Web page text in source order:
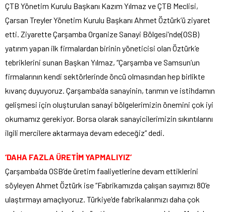
ÇTB Yönetim Kurulu Başkanı Kazım Yılmaz ve ÇTB Meclisi,
Çarsan Treyler Yönetim Kurulu Başkanı Ahmet Öztürk’ü ziyaret
etti. Ziyarette Çarşamba Organize Sanayi Bölgesi’nde(OSB)
yatırım yapan ilk firmalardan birinin yöneticisi olan Öztürk’e
tebriklerini sunan Başkan Yılmaz, “Çarşamba ve Samsun’un
firmalarının kendi sektörlerinde öncü olmasından hep birlikte
kıvanç duyuyoruz. Çarşamba’da sanayinin, tarımın ve istihdamın
gelişmesi için oluşturulan sanayi bölgelerimizin önemini çok iyi
okumamız gerekiyor. Borsa olarak sanayicilerimizin sıkıntılarını
ilgili mercilere aktarmaya devam edeceğiz” dedi.
‘DAHA FAZLA ÜRETİM YAPMALIYIZ’
Çarşamba’da OSB’de üretim faaliyetlerine devam ettiklerini
söyleyen Ahmet Öztürk ise “Fabrikamızda çalışan sayımızı 80’e
ulaştırmayı amaçlıyoruz. Türkiye’de fabrikalarımızı daha çok